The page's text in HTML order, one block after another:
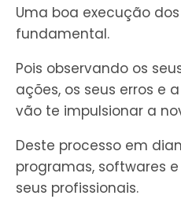
Uma boa execução
fundamental.
Pois observando os
ações, os seus erros e
vão te impulsionar a
Deste processo em
programas, softwares
seus profissionais.